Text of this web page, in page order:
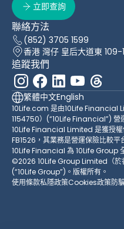
立即查詢
聯絡方法
(852) 3705 1599
香港 灣仔 皇后大道東 109-
追蹤我們
繁體中文English
10Life.com 是由10Life Financial
1154750）(“10Life Financial”) 營
10Life Financial Limited 是獲授權
FB1526，其業務是營運保險比較平
10Life Financial 為 10Life Group
©2026 10Life Group Limited（於
(“10Life Group”)。版權所有。
使用條款私隱政策Cookies政策防